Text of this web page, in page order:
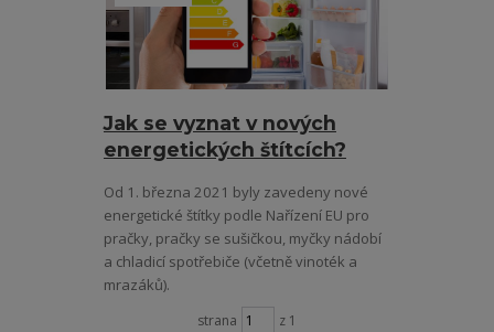
Jak se vyznat v nových
energetických štítcích?
Od 1. března 2021 byly zavedeny nové
energetické štítky podle Nařízení EU pro
pračky, pračky se sušičkou, myčky nádobí
a chladicí spotřebiče (včetně vinoték a
mrazáků).
strana z 1